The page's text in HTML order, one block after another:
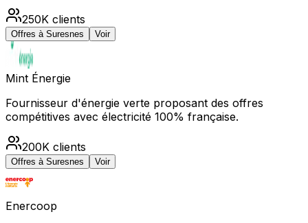
250K clients
Offres à Suresnes Voir
Mint Énergie
Fournisseur d'énergie verte proposant des offres
compétitives avec électricité 100% française.
200K clients
Offres à Suresnes Voir
Enercoop